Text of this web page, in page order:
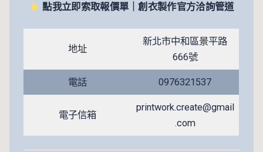
點我立即索取報價單｜創衣製作官方洽詢管道
地址
新北市中和區景平路
666號
電話 0976321537
電子信箱
printwork.create@gmail
.com